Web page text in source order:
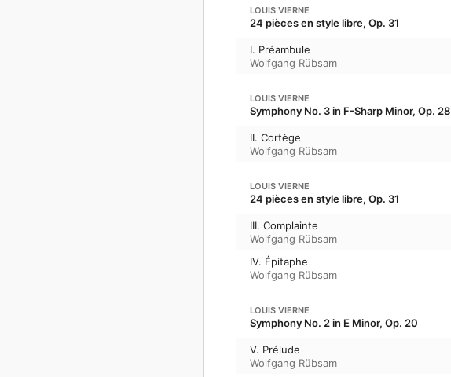
LOUIS VIERNE
24 pièces en style libre, Op. 31
I. Préambule
Wolfgang Rübsam
LOUIS VIERNE
Symphony No. 3 in F-Sharp Minor, Op. 28
II. Cortège
Wolfgang Rübsam
LOUIS VIERNE
24 pièces en style libre, Op. 31
III. Complainte
Wolfgang Rübsam
IV. Épitaphe
Wolfgang Rübsam
LOUIS VIERNE
Symphony No. 2 in E Minor, Op. 20
V. Prélude
Wolfgang Rübsam